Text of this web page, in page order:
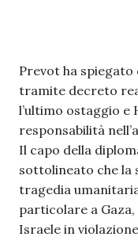
Prevot ha
tramite decreto
l’ultimo ostaggio e
responsabilità
Il capo della
sottolineato che la
tragedia
particolare a
Israele in